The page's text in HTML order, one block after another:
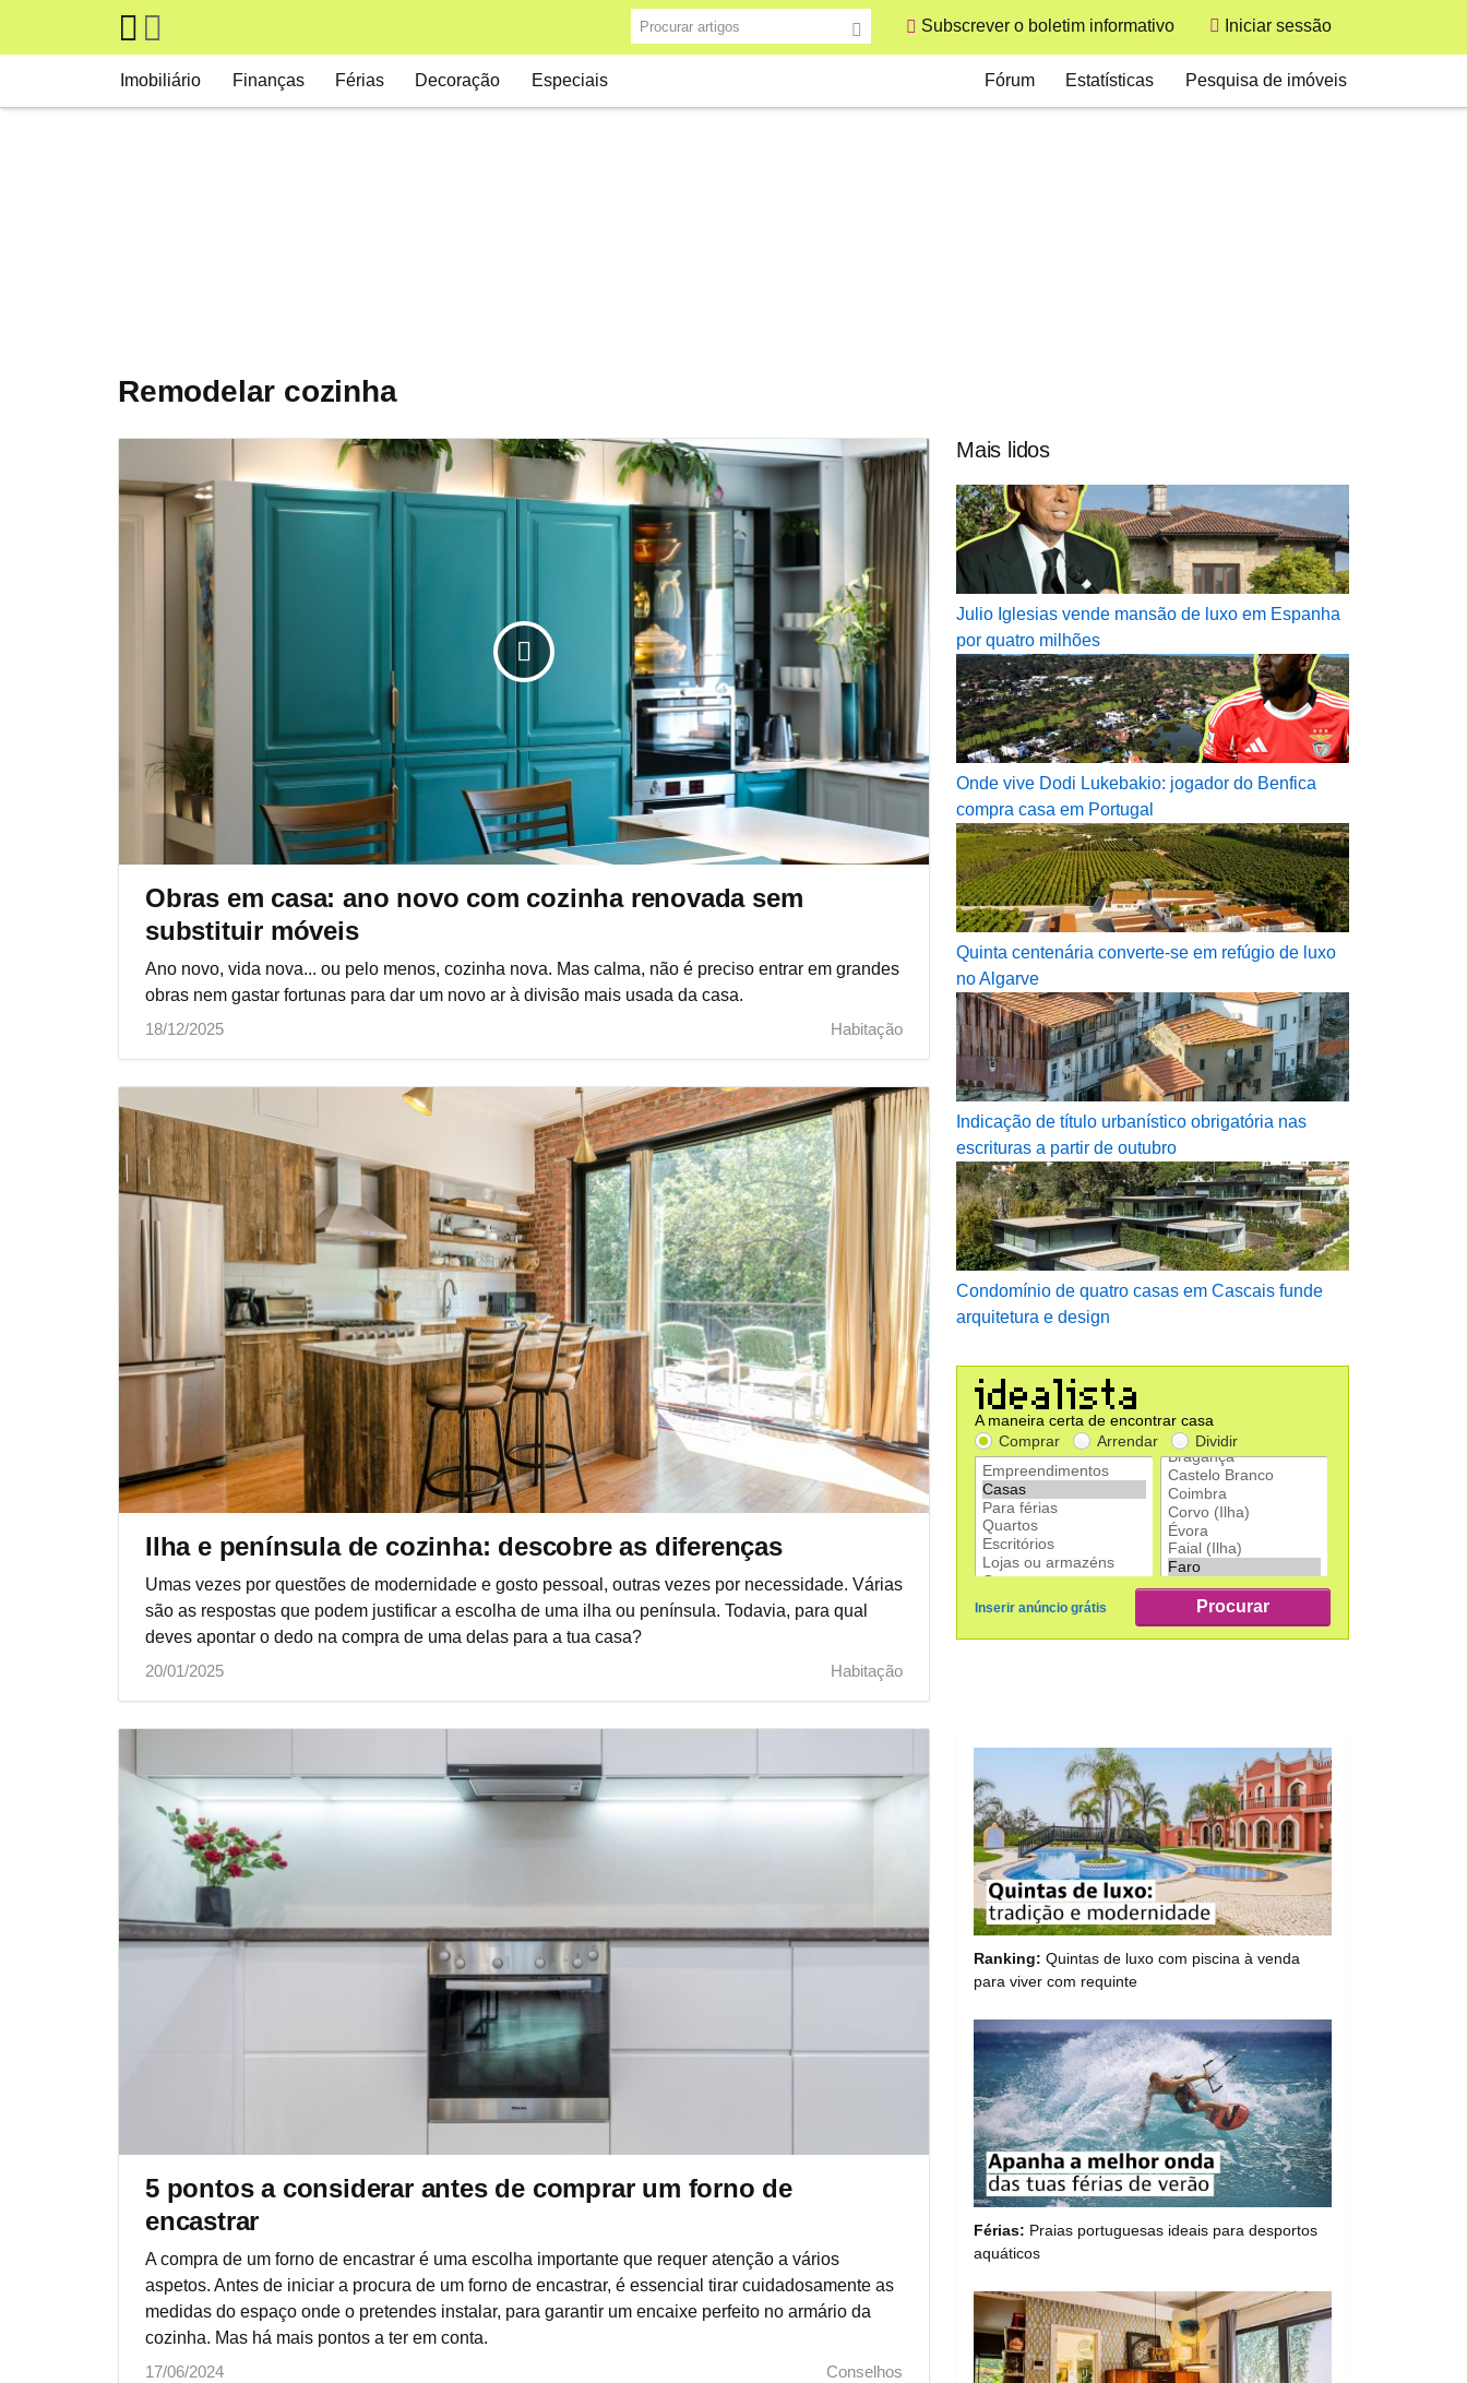
Skip to main content Procurar artigos Subscrever o boletim informativo Iniciar sessão
Main navigation
Imobiliário Finanças Férias Decoração Especiais
Secondary
Fórum Estatísticas Pesquisa de imóveis
Remodelar cozinha
Obras em casa: ano novo com cozinha renovada sem
substituir móveis
Ano novo, vida nova... ou pelo menos, cozinha nova. Mas calma, não é preciso entrar em grandes
obras nem gastar fortunas para dar um novo ar à divisão mais usada da casa.
18/12/2025
Habitação
Ilha e península de cozinha: descobre as diferenças
Umas vezes por questões de modernidade e gosto pessoal, outras vezes por necessidade. Várias
são as respostas que podem justificar a escolha de uma ilha ou península. Todavia, para qual
deves apontar o dedo na compra de uma delas para a tua casa?
20/01/2025
Habitação
5 pontos a considerar antes de comprar um forno de
encastrar
A compra de um forno de encastrar é uma escolha importante que requer atenção a vários
aspetos. Antes de iniciar a procura de um forno de encastrar, é essencial tirar cuidadosamente as
medidas do espaço onde o pretendes instalar, para garantir um encaixe perfeito no armário da
cozinha. Mas há mais pontos a ter em conta.
17/06/2024
Conselhos
Mais lidos
Julio Iglesias vende mansão de luxo em Espanha
por quatro milhões
Onde vive Dodi Lukebakio: jogador do Benfica
compra casa em Portugal
Quinta centenária converte-se em refúgio de luxo
no Algarve
Indicação de título urbanístico obrigatória nas
escrituras a partir de outubro
Condomínio de quatro casas em Cascais funde
arquitetura e design
Ranking: Quintas de luxo com piscina à venda
para viver com requinte
Férias: Praias portuguesas ideais para desportos
aquáticos